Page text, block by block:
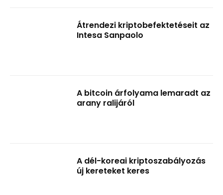
Átrendezi kriptobefektetéseit az
Intesa Sanpaolo
A bitcoin árfolyama lemaradt az
arany ralijáról
A dél-koreai kriptoszabályozás
új kereteket keres